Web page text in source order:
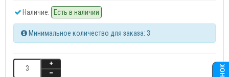
Наличие: Есть в наличии
Минимальное количество для заказа: 3